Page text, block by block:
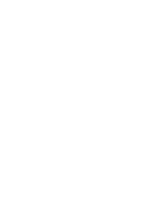
metrů od hotelu se nachází oblíbená